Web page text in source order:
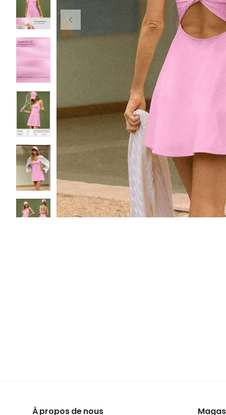
À propos de nous